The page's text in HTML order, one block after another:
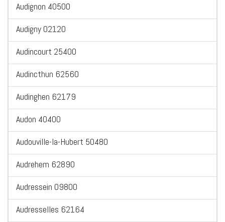
Audignon 40500
Audigny 02120
Audincourt 25400
Audincthun 62560
Audinghen 62179
Audon 40400
Audouville-la-Hubert 50480
Audrehem 62890
Audressein 09800
Audresselles 62164